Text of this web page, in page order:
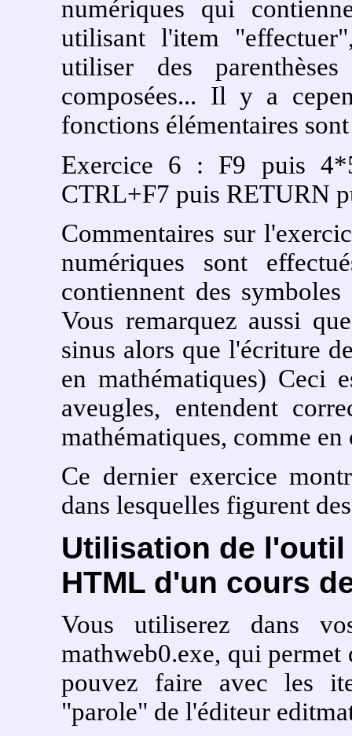
numériques qui
utilisant l'item
utiliser des
composées... Il y a
fonctions élémentaires
Exercice 6 : F9 puis
CTRL+F7 puis RETURN
Commentaires sur
numériques sont
contiennent des
Vous remarquez aussi
sinus alors que l'écriture
en mathématiques) Ceci
aveugles, entendent
mathématiques, comme en
Ce dernier exercice
dans lesquelles figurent
Utilisation de l'outil
HTML d'un cours
Vous utiliserez dans
mathweb0.exe, qui permet
pouvez faire avec les
"parole" de l'éditeur